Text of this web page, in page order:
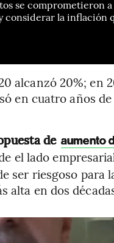
se comprometieron
considerar la inflación
alcanzó 20%; en
en cuatro años de
de aumento
el lado
ser riesgoso para
alta en dos